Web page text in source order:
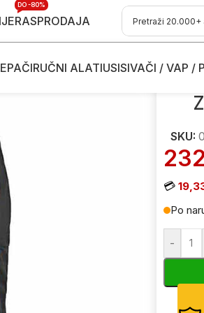
RASPRODAJA
DO -80%
RUČNI ALATIUSISIVAČI / VAP /
STIHL Function Universal XL veličina
SKU:
232
💳
Po
-